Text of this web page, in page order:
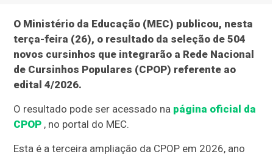
O Ministério da Educação (MEC) publicou, nesta
terça-feira (26), o resultado da seleção de 504
novos cursinhos que integrarão a Rede Nacional
de Cursinhos Populares (CPOP) referente ao
edital 4/2026.
O resultado pode ser acessado na página oficial da
CPOP , no portal do MEC.
Esta é a terceira ampliação da CPOP em 2026, ano